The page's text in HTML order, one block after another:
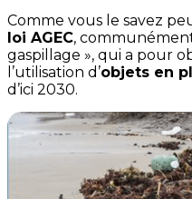
Comme vous le savez
loi AGEC,
gaspillage », qui a pour
l’utilisation d’objets en
d’ici 2030.